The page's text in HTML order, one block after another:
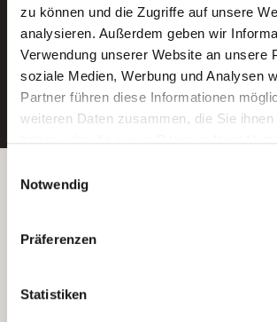
zu können und die Zugriffe auf unsere
analysieren. Außerdem geben wir
Verwendung unserer Website an unsere
soziale Medien, Werbung und Analysen
Partner führen diese Informationen
weiteren Daten zusammen, die Sie
Wenn Sie auf „Cookies zulassen“
Sie der Speicherung sämtlicher Cookies
Ihre Einwilligung selbstverständlich
indem Sie die Cookie-Einstellungen
unsererDatenschutzerklärung
Notwendig
Präferenzen
Statistiken
Ein kostenloser Service
Jobs.
E-Mail-Adresse eintragen
Betreiber der Webseite
Kantstraße 45a
(Ein Tochterunternehmen des AWO
e.V.)